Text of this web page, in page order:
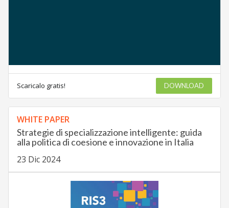
Scaricalo gratis! DOWNLOAD
WHITE PAPER
Strategie di specializzazione intelligente: guida
alla politica di coesione e innovazione in Italia
23 Dic 2024